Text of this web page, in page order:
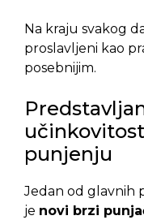
Na kraju svakog
proslavljeni kao
posebnijim.
punjenju
Jedan od glavnih
je novi brzi